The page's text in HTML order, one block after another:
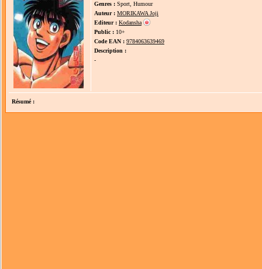
Genres : Sport, Humour
Auteur : MORIKAWA Joji
Editeur : Kodansha
Public : 10+
Code EAN : 9784063639469
Description :
-
Résumé :